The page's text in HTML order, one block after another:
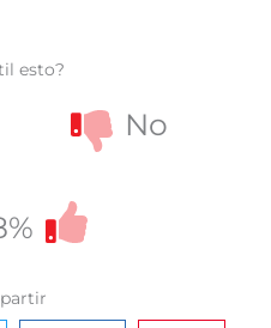
esto?
No